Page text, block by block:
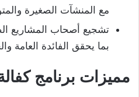
مع المنشآت الصغيرة
تشجيع أصحاب المشاريع
بما يحقق الفائدة العامة
مميزات برنامج